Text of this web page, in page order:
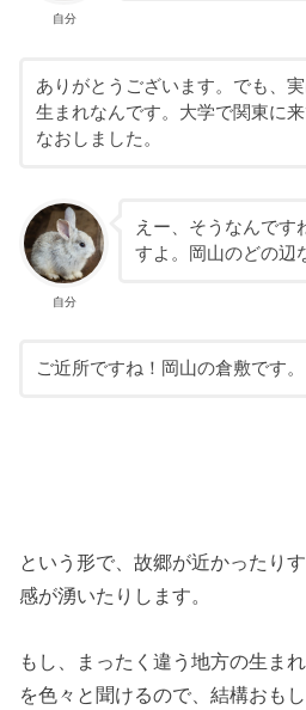
自分
ありがとうございます。でも、
生まれなんです。大学で関東に
なおしました。
自分
えー、そうなんです
すよ。岡山のどの辺
ご近所ですね！岡山の倉敷です。
という形で、故郷が近かったり
感が湧いたりします。
もし、まったく違う地方の生ま
を色々と聞けるので、結構おも